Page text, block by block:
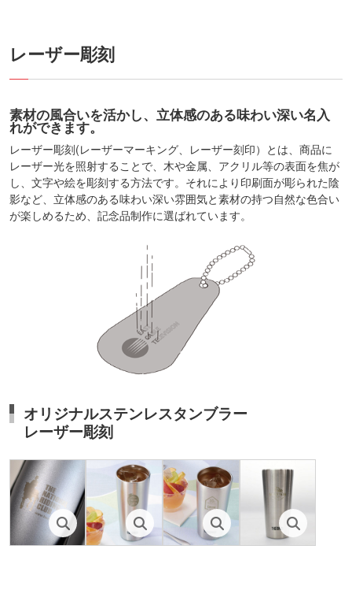
レーザー彫刻
素材の風合いを活かし、立体感のある味わい深い名入
れができます。
レーザー彫刻(レーザーマーキング、レーザー刻印）とは、商品に
レーザー光を照射することで、 木や金属、アクリル等の表面を焦が
し、文字や絵を彫刻する方法です。 それにより印刷面が彫られた陰
影など、立体感のある味わい深い雰囲気と素材の持つ自然な色合い
が楽しめるため、記念品制作に選ばれています。
オリジナルステンレスタンブラー
レーザー彫刻